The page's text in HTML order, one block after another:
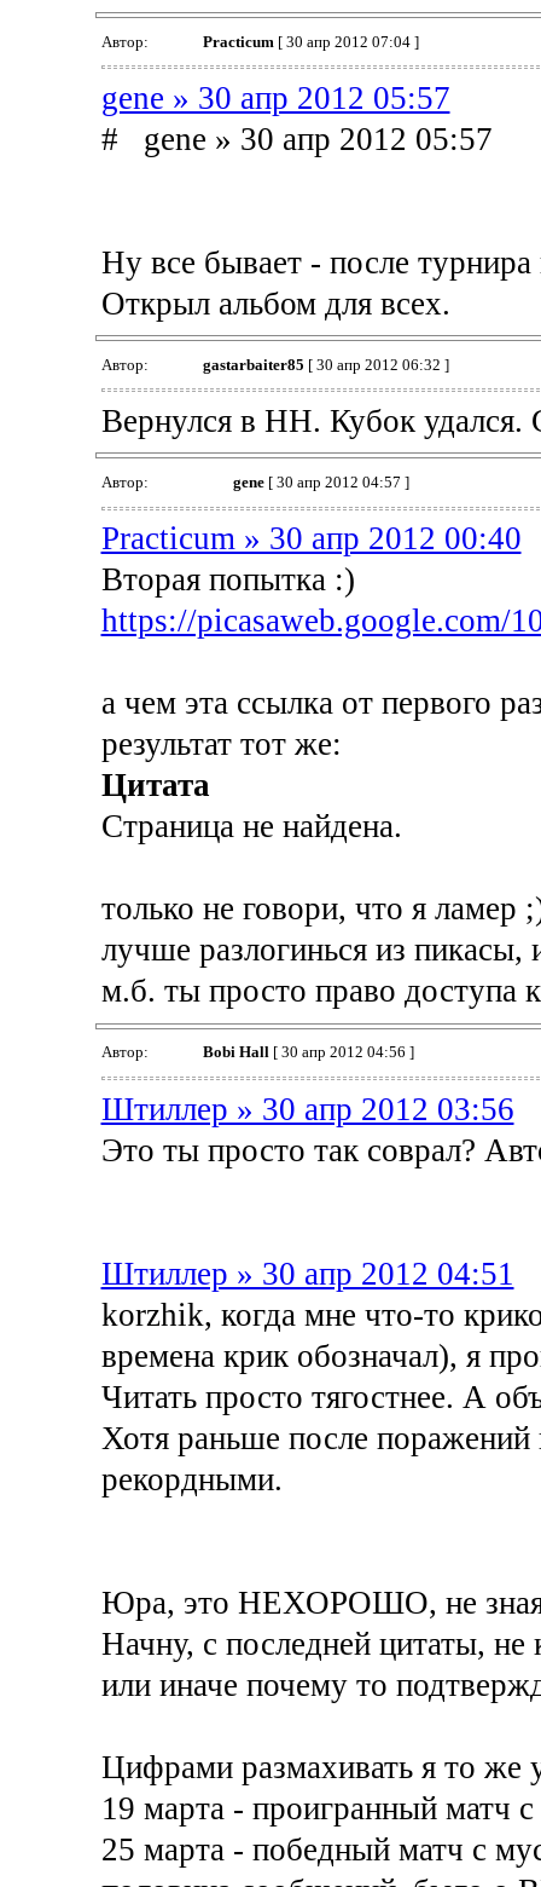
Автор: Practicum [ 30 апр 2012 07:04 ]
gene » 30 апр 2012 05:57
# gene » 30 апр 2012 05:57
Ну все бывает - после турнира
Открыл альбом для всех.
Автор: gastarbaiter85 [ 30 апр 2012 06:32 ]
Вернулся в НН. Кубок удался.
Автор: gene[ 30 апр 2012 04:57 ]
Practicum » 30 апр 2012 00:40
Вторая попытка :)
https://picasaweb.google.com/
а чем эта ссылка от первого
результат тот же:
Цитата
Страница не найдена.
только не говори, что я ламер
лучше разлогинься из
м.б. ты просто право доступа
Автор: Bobi Hall[ 30 апр 2012 04:56 ]
Штиллер » 30 апр 2012 03:56
Это ты просто так соврал?
Штиллер » 30 апр 2012 04:51
korzhik, когда мне что-то
времена крик обозначал), я
Читать просто тягостнее. А
Хотя раньше после
рекордными.
Юра, это НЕХОРОШО, не зная
Начну, с последней цитаты,
или иначе почему то
Цифрами размахивать я то же
19 марта - проигранный матч
25 марта - победный матч с